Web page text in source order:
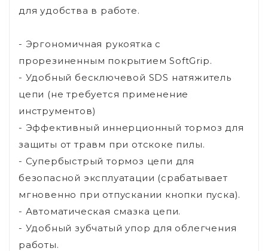
для удобства в работе.
- Эргономичная рукоятка с
прорезиненным покрытием SoftGrip.
- Удобный бесключевой SDS натяжитель
цепи (не требуется применение
инструментов)
- Эффективный иннерционный тормоз для
защиты от травм при отскоке пилы.
- Супербыстрый тормоз цепи для
безопасной эксплуатации (срабатывает
мгновенно при отпускании кнопки пуска).
- Автоматическая смазка цепи.
- Удобный зубчатый упор для облегчения
работы.